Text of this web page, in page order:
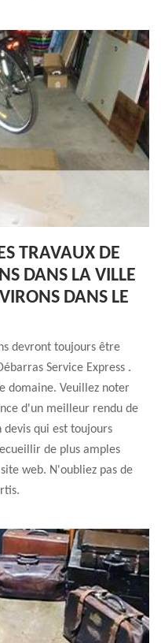
TRAVAUX DE
DANS LA VILLE
DANS LE
devront toujours être
Service Express .
domaine. Veuillez noter
d'un meilleur rendu de
qui est toujours
de plus amples
web. N'oubliez pas de